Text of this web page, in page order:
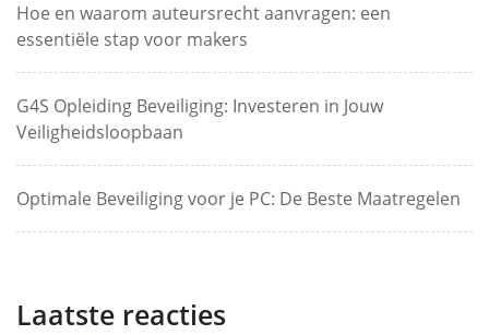
Hoe en waarom auteursrecht aanvragen: een
essentiële stap voor makers
G4S Opleiding Beveiliging: Investeren in Jouw
Veiligheidsloopbaan
Optimale Beveiliging voor je PC: De Beste Maatregelen
Laatste reacties